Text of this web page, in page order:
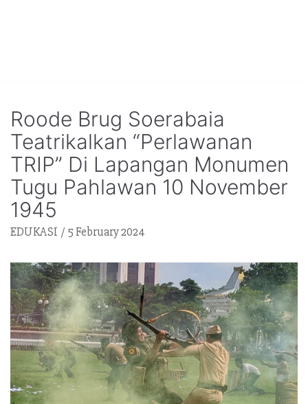
Roode Brug Soerabaia
Teatrikalkan “Perlawanan
TRIP” Di Lapangan Monumen
Tugu Pahlawan 10 November
1945
EDUKASI 5 February 2024